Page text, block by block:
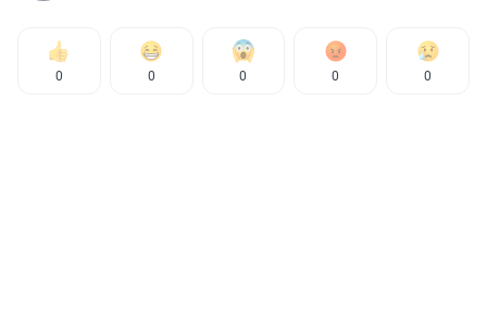
0 0 0 0 0